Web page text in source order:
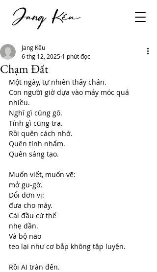
Chạm Đất
Jang Kều
6 thg 12, 2025 1 phút đọc
Một ngày, tự nhiên thấy chán.
Con người giờ dựa vào máy móc quá
nhiều.
Nghĩ gì cũng gõ.
Tính gì cũng tra.
Rồi quên cách nhớ.
Quên tính nhẩm.
Quên sáng tạo.
Muốn viết, muốn vẽ:
mở gu-gờ.
Đổi đơn vị:
đưa cho máy.
Cái đầu cứ thế
nhẹ dần.
Và bộ não
teo lại như cơ bắp không tập luyện.
Rồi AI tràn đến.